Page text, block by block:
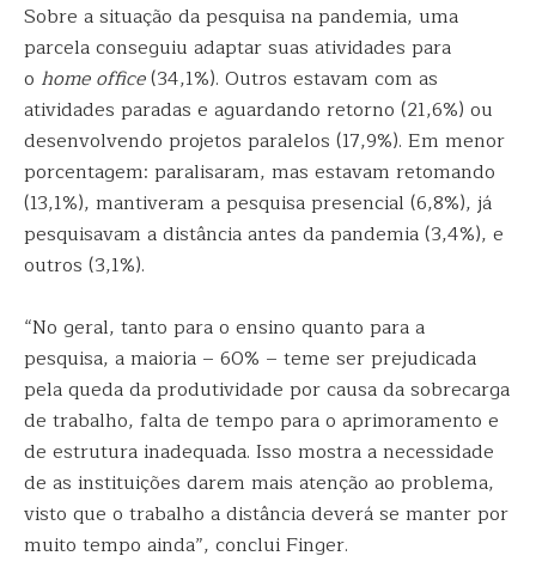
Sobre a situação da pesquisa na pandemia, uma
parcela conseguiu adaptar suas atividades para
o home office(34,1%). Outros estavam com as
atividades paradas e aguardando retorno (21,6%) ou
desenvolvendo projetos paralelos (17,9%). Em menor
porcentagem: paralisaram, mas estavam retomando
(13,1%), mantiveram a pesquisa presencial (6,8%), já
pesquisavam a distância antes da pandemia (3,4%), e
outros (3,1%).
“No geral, tanto para o ensino quanto para a
pesquisa, a maioria – 60% – teme ser prejudicada
pela queda da produtividade por causa da sobrecarga
de trabalho, falta de tempo para o aprimoramento e
de estrutura inadequada. Isso mostra a necessidade
de as instituições darem mais atenção ao problema,
visto que o trabalho a distância deverá se manter por
muito tempo ainda”, conclui Finger.